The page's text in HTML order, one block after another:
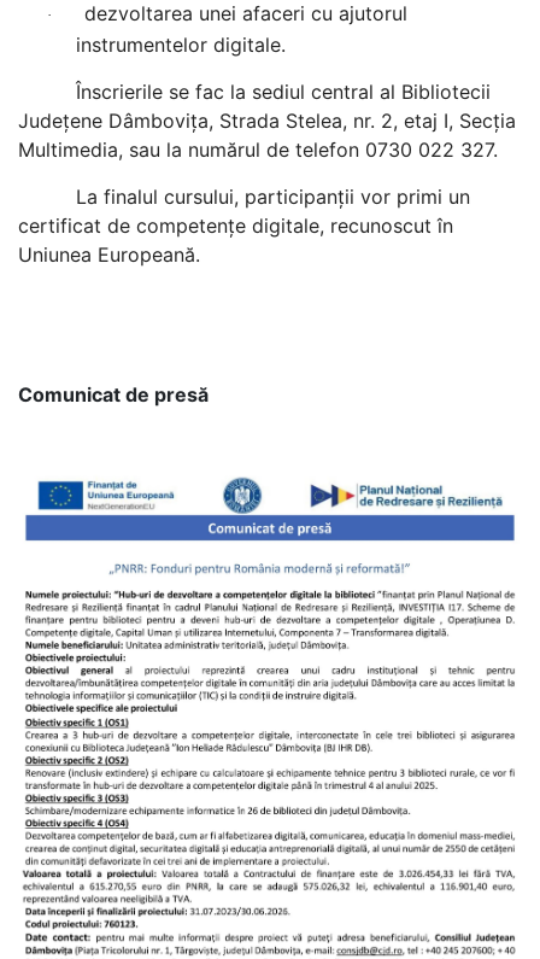
·
dezvoltarea unei afaceri cu ajutorul
instrumentelor digitale.
Înscrierile se fac la sediul central al Bibliotecii
Județene Dâmbovița, Strada Stelea, nr. 2, etaj I, Secția
Multimedia, sau la numărul de telefon 0730 022 327.
La finalul cursului, participanții vor primi un
certificat de competențe digitale, recunoscut în
Uniunea Europeană.
Comunicat de presă